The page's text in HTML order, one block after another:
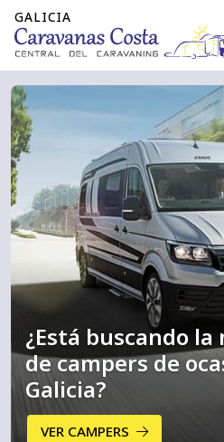
Inicio
Alquiler
Caravanas
Autocaravanas
Campers
Accesorios
Blog
Contacto
¿Está buscando
de campers de
Galicia?
VER CAMPERS